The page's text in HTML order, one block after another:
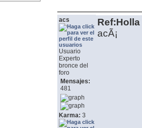
acs
Usuario
Experto
bronce del
foro
Mensajes:
481
Karma: 3
acÃ¡